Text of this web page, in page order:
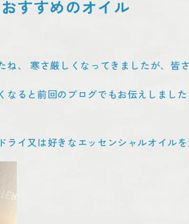
すすめのオイル
ね、 寒さ厳しくなってきましたが、皆
なると前回のブログでもお伝えしまし
イ又は好きなエッセンシャルオイルを